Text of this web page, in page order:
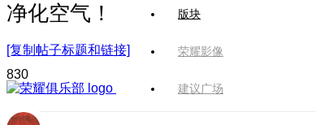
版块
荣耀影像
建议广场
净化空气！
[复制帖子标题和链接]
830